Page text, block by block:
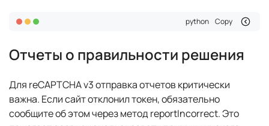
python Copy
Отчеты о правильности решения
Для reCAPTCHA v3 отправка отчетов критически
важна. Если сайт отклонил токен, обязательно
сообщите об этом через метод reportIncorrect. Это